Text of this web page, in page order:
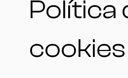
Política
cookies